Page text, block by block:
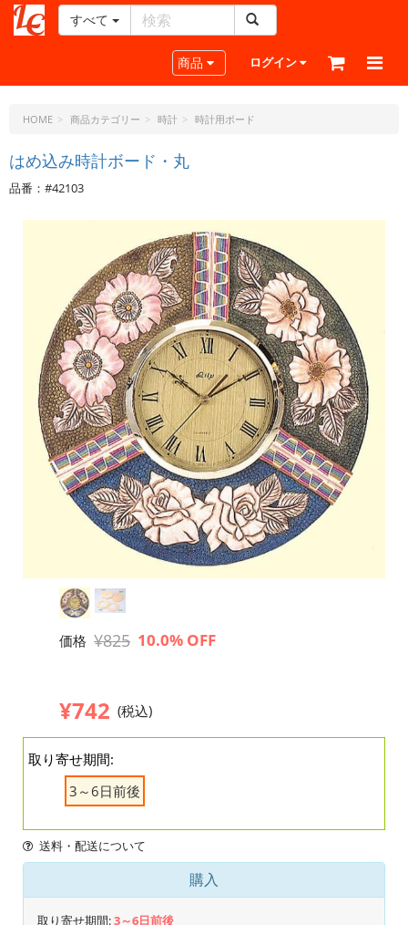
ー
ラ
ト・
ド
ッ
ト・
すべて
Toggle navigation
商品 ログイン
HOME 商品カテゴリー 時計 時計用ボード
はめ込み時計ボード・丸
品番：#42103
価格 ¥825 10.0% OFF
¥742 (税込)
取り寄せ期間:
3～6日前後
送料・配送について
購入
取り寄せ期間:3～6日前後